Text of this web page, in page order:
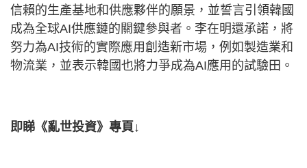
信賴的生產基地和供應夥伴的願景，並誓言引領韓國
成為全球AI供應鏈的關鍵參與者。李在明還承諾，將
努力為AI技術的實際應用創造新市場，例如製造業和
物流業，並表示韓國也將力爭成為AI應用的試驗田。
即睇《亂世投資》專頁↓